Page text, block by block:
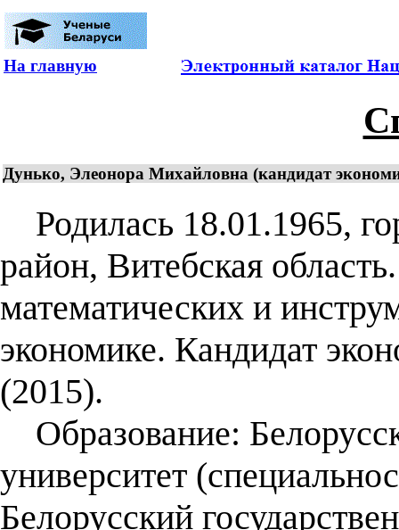
На главную
Дунько, Элеонора Михайловна (кандидат
Родилась 18.01.1965,
район, Витебская
математических и
экономике. Кандидат
(2015).
Образование:
университет
Белорусский